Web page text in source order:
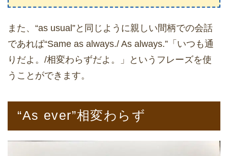
また、“as usual”と同じように親しい間柄での会話
であれば“Same as always./ As always.”「いつも通
りだよ。/相変わらずだよ。」というフレーズを使
うことができます。
“As ever”相変わらず